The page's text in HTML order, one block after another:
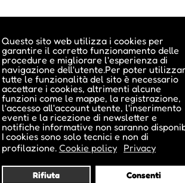
Questo sito web utilizza i cookies per
garantire il corretto funzionamento delle
procedure e migliorare l'esperienza di
navigazione dell'utente.Per poter
tutte le funzionalità del sito è necessario
accettare i cookies, altrimenti alcune
funzioni come le mappe, la registrazione,
l'accesso all'account utente, l'inserimento
eventi e la ricezione di newsletter e
notifiche informative non saranno
I cookies sono solo tecnici e non di
profilazione. Cookie policy Privacy
Rifiuta Consenti